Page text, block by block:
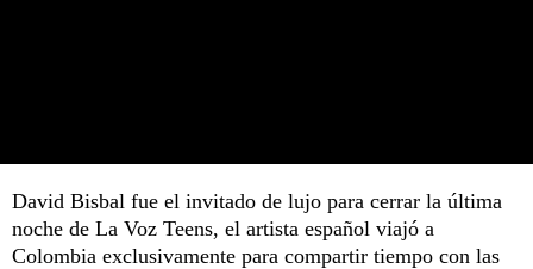
David Bisbal fue el invitado de lujo para cerrar la última
noche de La Voz Teens, el artista español viajó a
Colombia exclusivamente para compartir tiempo con las